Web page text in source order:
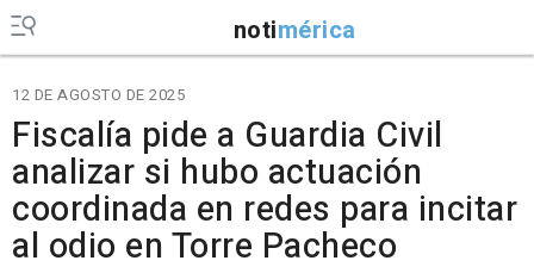
notimérica
12 DE AGOSTO DE 2025
Fiscalía pide a Guardia Civil
analizar si hubo actuación
coordinada en redes para incitar
al odio en Torre Pacheco